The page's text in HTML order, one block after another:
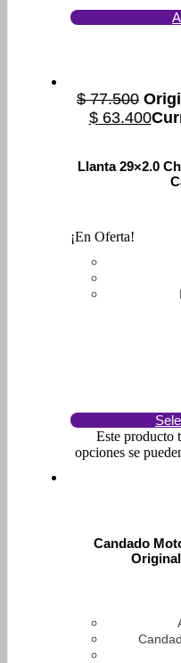
$77.500
$63.400
Llanta 29×2.0
¡En Oferta!
Este producto
opciones se
Candado